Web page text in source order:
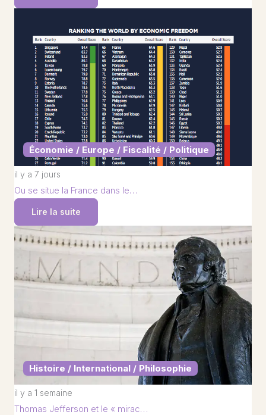
Économie / Europe / Fiscalité / Politique
il y a 7 jours
Ou se situe la France dans le…
Lire la suite
Histoire / International / Philosophie
il y a 1 semaine
Thomas Jefferson et le « mirac…